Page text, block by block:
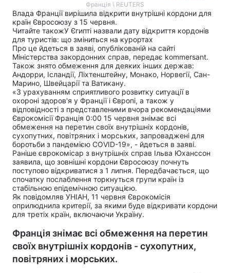
Франція \ REUTERS
Влада Франції вирішила відкрити внутрішні кордони для
країн Євросоюзу з 15 червня.
Читайте такожУ Єгипті назвали дату відкриття кордонів
для туристів: що зміниться на курортах
Про це йдеться в заяві, опублікованій на сайті
Міністерства закордонних справ, передає kommersant.
Також знято обмеження для деяких інших держав:
Андорри, Ісландії, Ліхтенштейну, Монако, Норвегії, Сан-
Марино, Швейцарії та Ватикану.
«З урахуванням сприятливого розвитку ситуації в
охороні здоров'я у Франції і Європі, а також у
відповідності з представленими вчора рекомендаціями
Єврокомісії Франція 0:00 15 червня знімає всі
обмеження на перетин своїх внутрішніх кордонів,
сухопутних, повітряних і морських, запроваджені для
боротьби з пандемією COVID-19», - йдеться в заяві.
Раніше єврокомісар з внутрішніх справ Ільва Юханссон
заявила, що зовнішні кордони Євросоюзу почнуть
поступово відкриватися з 1 липня. Передбачається, що
спочатку послаблення торкнуться групи країн із
стабільною епідемічною ситуацією.
Як повідомляв УНІАН, 11 червня Єврокомісія
оприлюднила критерії, за якими буде відкривати кордони
для третіх країн, включаючи Україну.
Франція знімає всі обмеження на перетин
своїх внутрішніх кордонів - сухопутних,
повітряних і морських.